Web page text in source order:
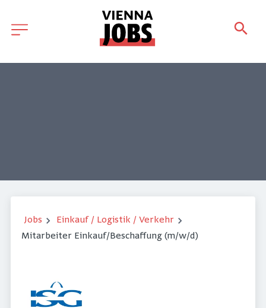
Jobs
Einkauf / Logistik / Verkehr
Mitarbeiter Einkauf/Beschaffung (m/w/d)